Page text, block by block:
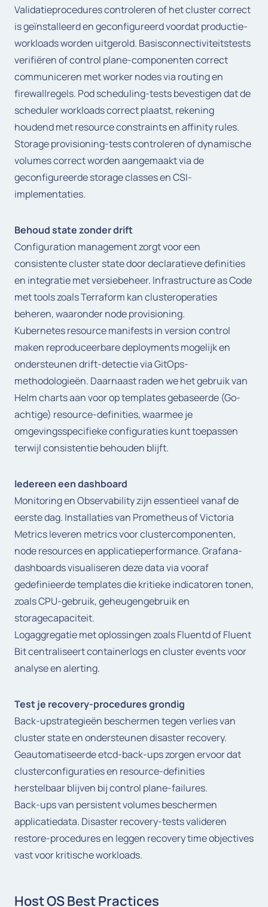
Validatieprocedures controleren of het cluster correct
is geïnstalleerd en geconfigureerd voordat productie-
workloads worden uitgerold. Basisconnectiviteitstests
verifiëren of control plane-componenten correct
communiceren met worker nodes via routing en
firewallregels. Pod scheduling-tests bevestigen dat de
scheduler workloads correct plaatst, rekening
houdend met resource constraints en affinity rules.
Storage provisioning-tests controleren of dynamische
volumes correct worden aangemaakt via de
geconfigureerde storage classes en CSI-
implementaties.
Behoud state zonder drift
Configuration management zorgt voor een
consistente cluster state door declaratieve definities
en integratie met versiebeheer. Infrastructure as Code
met tools zoals Terraform kan clusteroperaties
beheren, waaronder node provisioning.
Kubernetes resource manifests in version control
maken reproduceerbare deployments mogelijk en
ondersteunen drift-detectie via GitOps-
methodologieën. Daarnaast raden we het gebruik van
Helm charts aan voor op templates gebaseerde (Go-
achtige) resource-definities, waarmee je
omgevingsspecifieke configuraties kunt toepassen
terwijl consistentie behouden blijft.
Iedereen een dashboard
Monitoring en Observability zijn essentieel vanaf de
eerste dag. Installaties van Prometheus of Victoria
Metrics leveren metrics voor clustercomponenten,
node resources en applicatieperformance. Grafana-
dashboards visualiseren deze data via vooraf
gedefinieerde templates die kritieke indicatoren tonen,
zoals CPU-gebruik, geheugengebruik en
storagecapaciteit.
Logaggregatie met oplossingen zoals Fluentd of Fluent
Bit centraliseert containerlogs en cluster events voor
analyse en alerting.
Test je recovery-procedures grondig
Back-upstrategieën beschermen tegen verlies van
cluster state en ondersteunen disaster recovery.
Geautomatiseerde etcd-back-ups zorgen ervoor dat
clusterconfiguraties en resource-definities
herstelbaar blijven bij control plane-failures.
Back-ups van persistent volumes beschermen
applicatiedata. Disaster recovery-tests valideren
restore-procedures en leggen recovery time objectives
vast voor kritische workloads.
Host OS Best Practices